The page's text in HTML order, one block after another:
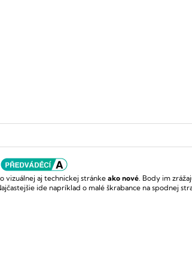
vizuálnej aj technickej stránke ako nové Body im
ide napríklad o malé škrabance na spodnej